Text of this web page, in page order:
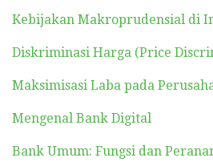
Kebijakan Makroprudensial di
Diskriminasi Harga (Price
Maksimisasi Laba pada
Mengenal Bank Digital
Bank Umum: Fungsi dan